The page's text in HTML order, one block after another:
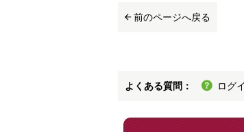
前のページへ戻る
よくある質問： ログ